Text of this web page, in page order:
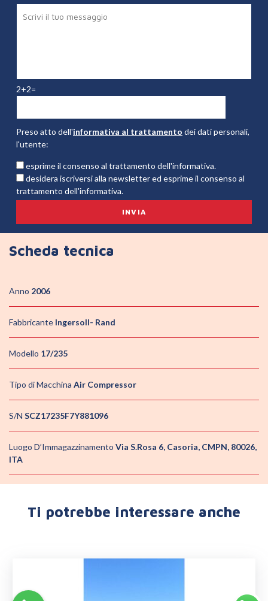
Scheda tecnica
Anno 2006
Fabbricante Ingersoll- Rand
Modello 17/235
Tipo di Macchina Air Compressor
S/N SCZ17235F7Y881096
Luogo D’Immagazzinamento Via S.Rosa 6, Casoria, CMPN, 80026,
ITA
2+2=
Preso atto dell'informativa al trattamento dei dati personali,
l'utente:
esprime il consenso al trattamento dell'informativa.
desidera iscriversi alla newsletter ed esprime il consenso al
trattamento dell'informativa.
Ti potrebbe interessare anche